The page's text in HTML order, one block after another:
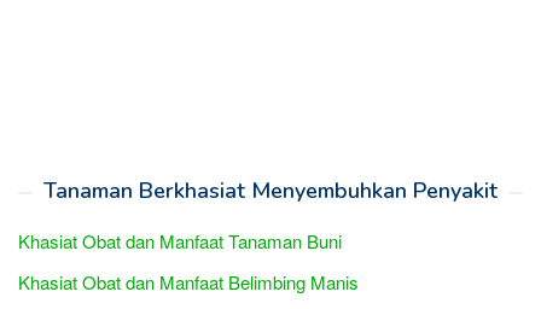
Tanaman Berkhasiat Menyembuhkan Penyakit
Khasiat Obat dan Manfaat Tanaman Buni
Khasiat Obat dan Manfaat Belimbing Manis